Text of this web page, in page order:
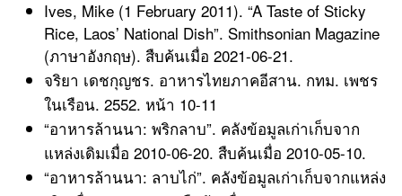
Ives, Mike (1 February 2011). “A Taste of Sticky
Rice, Laos’ National Dish”. Smithsonian Magazine
(ภาษาอังกฤษ). สืบค้นเมื่อ 2021-06-21.
จริยา เดชกุญชร. อาหารไทยภาคอีสาน. กทม. เพชร
ในเรือน. 2552. หน้า 10-11
“อาหารล้านนา: พริกลาบ”. คลังข้อมูลเก่าเก็บจาก
แหล่งเดิมเมื่อ 2010-06-20. สืบค้นเมื่อ 2010-05-10.
“อาหารล้านนา: ลาบไก่”. คลังข้อมูลเก่าเก็บจากแหล่ง